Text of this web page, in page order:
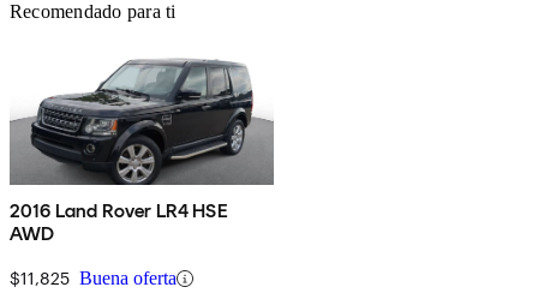
Recomendado para ti
2016 Land Rover LR4 HSE
AWD
$11,825 Buena oferta